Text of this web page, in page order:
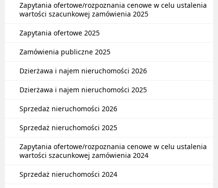
Zapytania ofertowe/rozpoznania cenowe w celu ustalenia
wartości szacunkowej zamówienia 2025
Zapytania ofertowe 2025
Zamówienia publiczne 2025
Dzierżawa i najem nieruchomości 2026
Dzierżawa i najem nieruchomości 2025
Sprzedaż nieruchomości 2026
Sprzedaż nieruchomości 2025
Zapytania ofertowe/rozpoznania cenowe w celu ustalenia
wartości szacunkowej zamówienia 2024
Sprzedaż nieruchomości 2024